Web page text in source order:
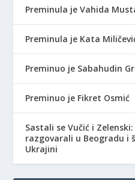
Preminula je Vahida
Preminula je Kata
Preminuo je Sabahudin
Preminuo je Fikret Osmić
Sastali se Vučić i
razgovarali u Beogradu i
Ukrajini